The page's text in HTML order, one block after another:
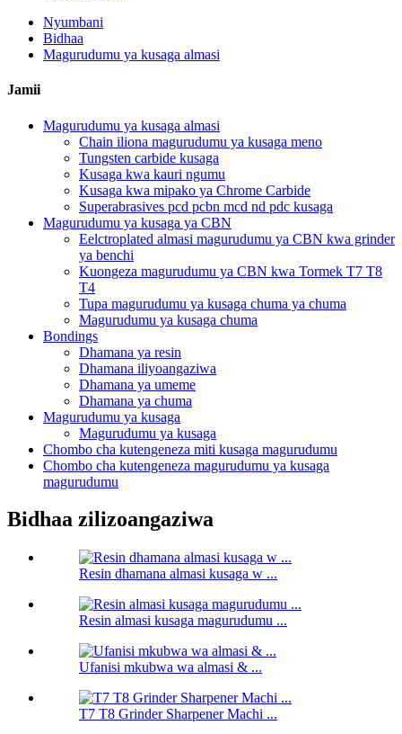
Nyumbani
Bidhaa
Magurudumu ya kusaga almasi
Jamii
Magurudumu ya kusaga almasi
Chain iliona magurudumu ya kusaga meno
Tungsten carbide kusaga
Kusaga kwa kauri ngumu
Kusaga kwa mipako ya Chrome Carbide
Superabrasives pcd pcbn mcd nd pdc kusaga
Magurudumu ya kusaga ya CBN
Eelctroplated almasi magurudumu ya CBN kwa grinder
ya benchi
Kuongeza magurudumu ya CBN kwa Tormek T7 T8
T4
Tupa magurudumu ya kusaga chuma ya chuma
Magurudumu ya kusaga chuma
Bondings
Dhamana ya resin
Dhamana iliyoangaziwa
Dhamana ya umeme
Dhamana ya chuma
Magurudumu ya kusaga
Magurudumu ya kusaga
Chombo cha kutengeneza miti kusaga magurudumu
Chombo cha kutengeneza magurudumu ya kusaga
magurudumu
Bidhaa zilizoangaziwa
Resin dhamana almasi kusaga w ...
Resin almasi kusaga magurudumu ...
Ufanisi mkubwa wa almasi & ...
T7 T8 Grinder Sharpener Machi ...